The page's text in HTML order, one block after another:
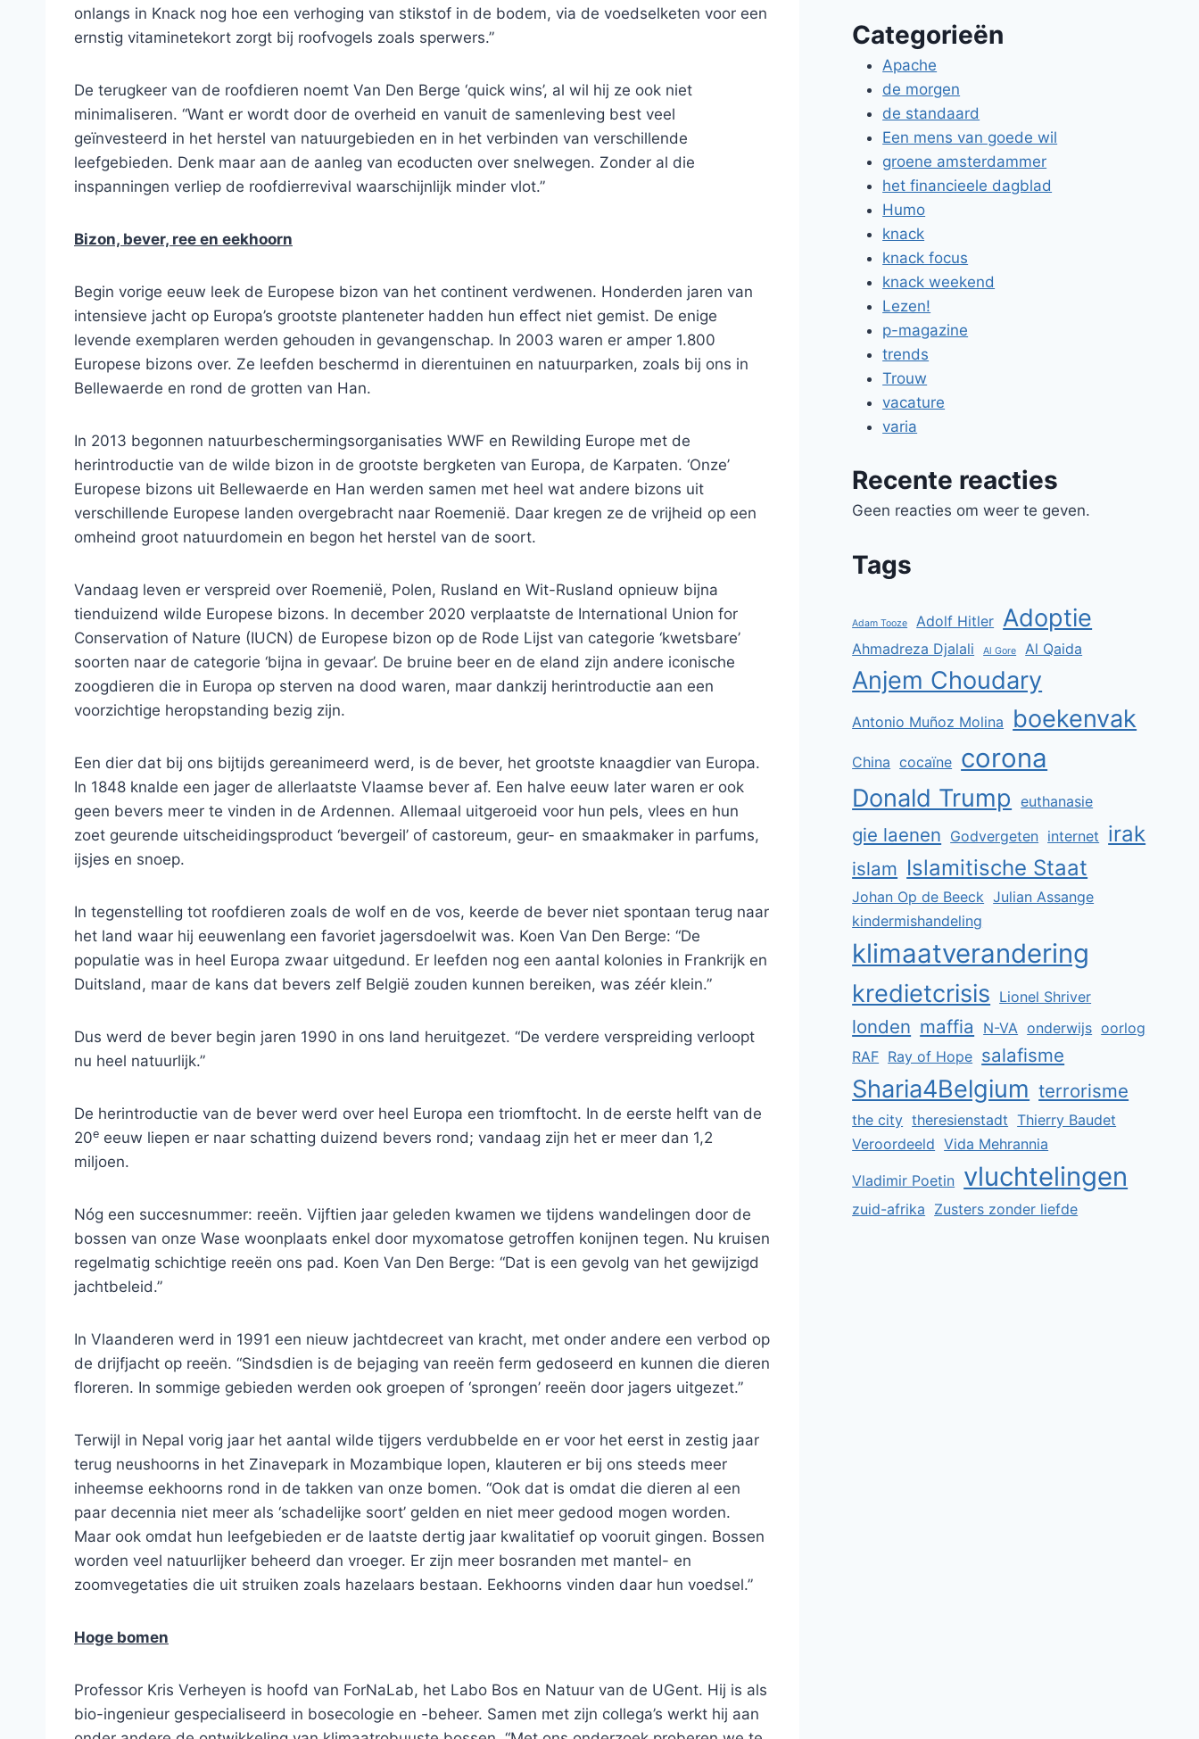
onlangs in Knack nog hoe een verhoging van stikstof in de bodem, via de voedselketen voor een
ernstig vitaminetekort zorgt bij roofvogels zoals sperwers.”
De terugkeer van de roofdieren noemt Van Den Berge ‘quick wins’, al wil hij ze ook niet
minimaliseren. “Want er wordt door de overheid en vanuit de samenleving best veel
geïnvesteerd in het herstel van natuurgebieden en in het verbinden van verschillende
leefgebieden. Denk maar aan de aanleg van ecoducten over snelwegen. Zonder al die
inspanningen verliep de roofdierrevival waarschijnlijk minder vlot.”
Bizon, bever, ree en eekhoorn
Begin vorige eeuw leek de Europese bizon van het continent verdwenen. Honderden jaren van
intensieve jacht op Europa’s grootste planteneter hadden hun effect niet gemist. De enige
levende exemplaren werden gehouden in gevangenschap. In 2003 waren er amper 1.800
Europese bizons over. Ze leefden beschermd in dierentuinen en natuurparken, zoals bij ons in
Bellewaerde en rond de grotten van Han.
In 2013 begonnen natuurbeschermingsorganisaties WWF en Rewilding Europe met de
herintroductie van de wilde bizon in de grootste bergketen van Europa, de Karpaten. ‘Onze’
Europese bizons uit Bellewaerde en Han werden samen met heel wat andere bizons uit
verschillende Europese landen overgebracht naar Roemenië. Daar kregen ze de vrijheid op een
omheind groot natuurdomein en begon het herstel van de soort.
Vandaag leven er verspreid over Roemenië, Polen, Rusland en Wit-Rusland opnieuw bijna
tienduizend wilde Europese bizons. In december 2020 verplaatste de International Union for
Conservation of Nature (IUCN) de Europese bizon op de Rode Lijst van categorie ‘kwetsbare’
soorten naar de categorie ‘bijna in gevaar’. De bruine beer en de eland zijn andere iconische
zoogdieren die in Europa op sterven na dood waren, maar dankzij herintroductie aan een
voorzichtige heropstanding bezig zijn.
Een dier dat bij ons bijtijds gereanimeerd werd, is de bever, het grootste knaagdier van Europa.
In 1848 knalde een jager de allerlaatste Vlaamse bever af. Een halve eeuw later waren er ook
geen bevers meer te vinden in de Ardennen. Allemaal uitgeroeid voor hun pels, vlees en hun
zoet geurende uitscheidingsproduct ‘bevergeil’ of castoreum, geur- en smaakmaker in parfums,
ijsjes en snoep.
In tegenstelling tot roofdieren zoals de wolf en de vos, keerde de bever niet spontaan terug naar
het land waar hij eeuwenlang een favoriet jagersdoelwit was. Koen Van Den Berge: “De
populatie was in heel Europa zwaar uitgedund. Er leefden nog een aantal kolonies in Frankrijk en
Duitsland, maar de kans dat bevers zelf België zouden kunnen bereiken, was zéér klein.”
Dus werd de bever begin jaren 1990 in ons land heruitgezet. “De verdere verspreiding verloopt
nu heel natuurlijk.”
De herintroductie van de bever werd over heel Europa een triomftocht. In de eerste helft van de
20e eeuw liepen er naar schatting duizend bevers rond; vandaag zijn het er meer dan 1,2
miljoen.
Nóg een succesnummer: reeën. Vijftien jaar geleden kwamen we tijdens wandelingen door de
bossen van onze Wase woonplaats enkel door myxomatose getroffen konijnen tegen. Nu kruisen
regelmatig schichtige reeën ons pad. Koen Van Den Berge: “Dat is een gevolg van het gewijzigd
jachtbeleid.”
In Vlaanderen werd in 1991 een nieuw jachtdecreet van kracht, met onder andere een verbod op
de drijfjacht op reeën. “Sindsdien is de bejaging van reeën ferm gedoseerd en kunnen die dieren
floreren. In sommige gebieden werden ook groepen of ‘sprongen’ reeën door jagers uitgezet.”
Terwijl in Nepal vorig jaar het aantal wilde tijgers verdubbelde en er voor het eerst in zestig jaar
terug neushoorns in het Zinavepark in Mozambique lopen, klauteren er bij ons steeds meer
inheemse eekhoorns rond in de takken van onze bomen. “Ook dat is omdat die dieren al een
paar decennia niet meer als ‘schadelijke soort’ gelden en niet meer gedood mogen worden.
Maar ook omdat hun leefgebieden er de laatste dertig jaar kwalitatief op vooruit gingen. Bossen
worden veel natuurlijker beheerd dan vroeger. Er zijn meer bosranden met mantel- en
zoomvegetaties die uit struiken zoals hazelaars bestaan. Eekhoorns vinden daar hun voedsel.”
Hoge bomen
Professor Kris Verheyen is hoofd van ForNaLab, het Labo Bos en Natuur van de UGent. Hij is als
bio-ingenieur gespecialiseerd in bosecologie en -beheer. Samen met zijn collega’s werkt hij aan
Categorieën
Apache
de morgen
de standaard
Een mens van goede wil
groene amsterdammer
het financieele dagblad
Humo
knack
knack focus
knack weekend
Lezen!
p-magazine
trends
Trouw
vacature
varia
Recente reacties
Geen reacties om weer te geven.
Tags
Adam Tooze Adolf Hitler Adoptie
Ahmadreza Djalali Al Gore Al Qaida
Anjem Choudary
Antonio Muñoz Molina boekenvak
China cocaïne corona
Donald Trump euthanasie
gie laenen Godvergeten internet irak
islam Islamitische Staat
Johan Op de Beeck Julian Assange
kindermishandeling
klimaatverandering
kredietcrisis Lionel Shriver
londen maffia N-VA onderwijs oorlog
RAF Ray of Hope salafisme
Sharia4Belgium terrorisme
the city theresienstadt Thierry Baudet
Veroordeeld Vida Mehrannia
Vladimir Poetin vluchtelingen
zuid-afrika Zusters zonder liefde